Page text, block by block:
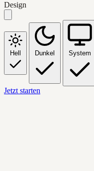
Design
Hell Dunkel System
Jetzt starten